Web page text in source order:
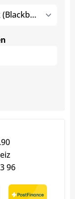
Vozol Switch 600 Starter-Kit Black (Blackberry Ice)
96